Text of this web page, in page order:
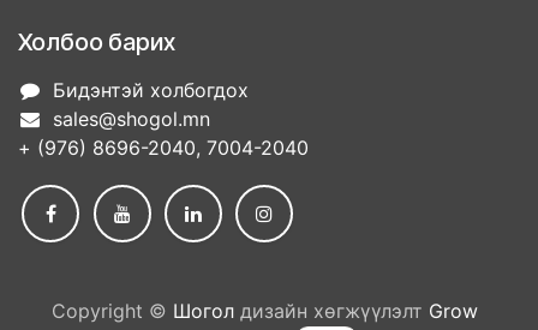
Холбоо барих
Бидэнтэй холбогдох
sales@shogol.mn
+ (976) 8696-2040, 7004-2040
Copyright © Шоголдизайн хөгжүүлэлт Grow